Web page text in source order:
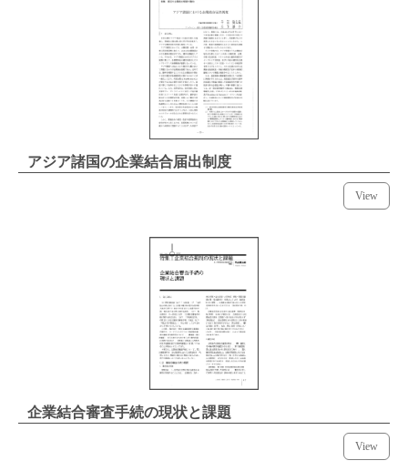
アジア諸国の企業結合届出制度
View
企業結合審査手続の現状と課題
View